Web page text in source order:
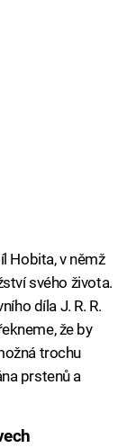
Hobita, v němž
svého života.
díla J. R. R.
že by
trochu
prstenů a